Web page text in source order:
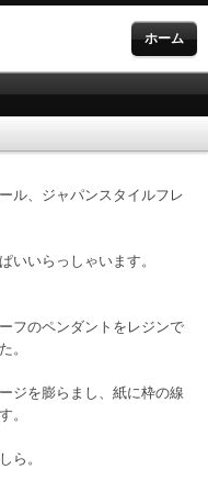
ホーム
ル、ジャパンスタイルフレ
いいらっしゃいます。
フのペンダントをレジンで
。
ジを膨らまし、紙に枠の線
。
ら。